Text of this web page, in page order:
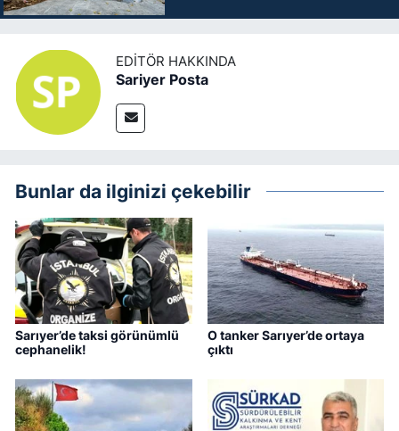
EDITÖR HAKKINDA
Sariyer Posta
Bunlar da ilginizi çekebilir
Sarıyer’de taksi görünümlü
cephanelik!
O tanker Sarıyer’de ortaya
çıktı